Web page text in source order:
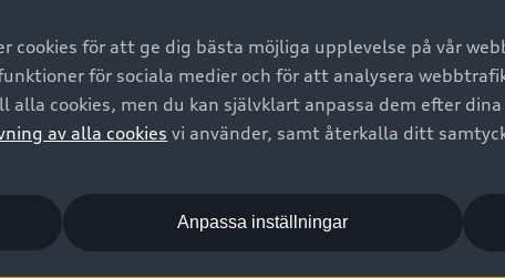
Om Audi Sverige
Boka Service online
cookies för att ge dig bästa möjliga upplevelse på vår
för sociala medier och för att analysera
cookies, men du kan självklart anpassa dem efter
av alla cookies vi använder, samt återkalla ditt
Anpassa inställningar